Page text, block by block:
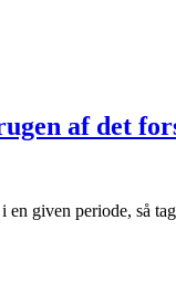
af det
given periode, så